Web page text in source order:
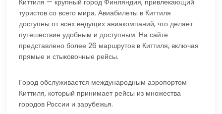
Киттиля — крупный город Финляндия, привлекающий
туристов со всего мира. Авиабилеты в Киттиля
доступны от всех ведущих авиакомпаний, что делает
путешествие удобным и доступным. На сайте
представлено более 26 маршрутов в Киттиля, включая
прямые и стыковочные рейсы.
Город обслуживается международным аэропортом
Киттиля, который принимает рейсы из множества
городов России и зарубежья.